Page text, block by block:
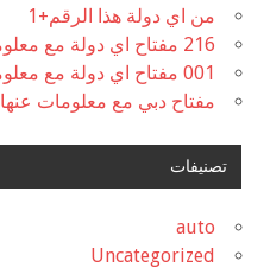
من اي دولة هذا الرقم+1
216 مفتاح اي دولة مع معلومات عنها
001 مفتاح اي دولة مع معلومات عنها
مفتاح دبي مع معلومات عنها
تصنيفات
auto
Uncategorized